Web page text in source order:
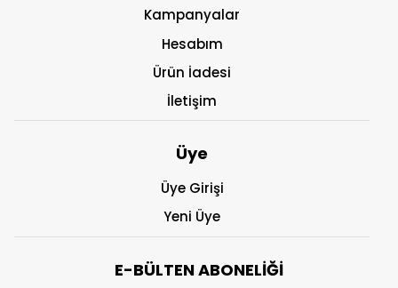
Kampanyalar
Hesabım
Ürün İadesi
İletişim
Üye
Üye Girişi
Yeni Üye
E-BÜLTEN ABONELİĞİ